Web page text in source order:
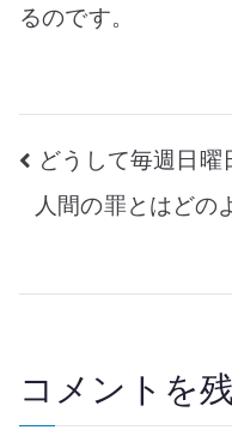
るのです。
投
稿
ナ
ゲ
どうして毎週日曜
人間の罪とはどの
コメントを